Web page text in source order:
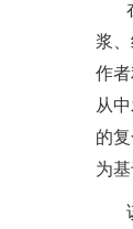
浆
作
从
的
为